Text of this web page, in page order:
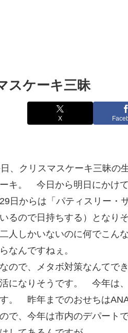
スケーキ三昧
X
、クリスマスケーキ三昧
ーキ。 今日から明日にかけ
日からは「パティスリー・
るので日持ちする）となりそ
人しかいないのに何でこん
なんですねぇ。
ので、メタボ対策なんて
になりそうです。 今年は
。 昨年までのおせちは
で、今年は市内のデパート